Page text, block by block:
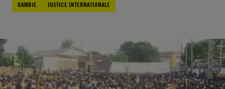
GAMBIE
JUSTICE INTERNATIONALE